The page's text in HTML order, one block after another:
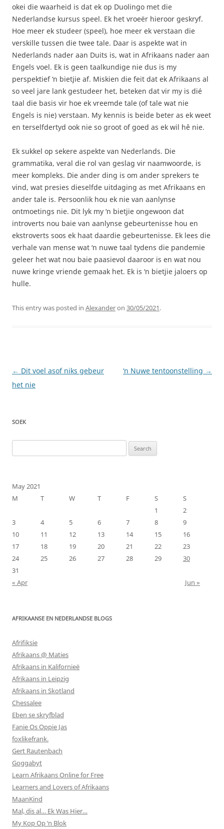
okei die waarheid is dat ek op Duolingo met die
Nederlandse kursus speel. Ek het vroeër hieroor geskryf.
Hoe meer ek studeer (speel), hoe meer ek verstaan die
verskille tussen die twee tale. Daar is aspekte wat in
Nederlands nader aan Duits is, wat in Afrikaans nader aan
Engels voel. Ek is geen taalkundige nie dus is my
perspektief ‘n bietjie af. Miskien die feit dat ek Afrikaans al
so veel jare lank gestudeer het, beteken dat vir my is dié
taal die basis vir hoe ek vreemde tale (of tale wat nie
Engels is nie) verstaan. My kennis is beide beter as ek weet
en terselfdertyd ook nie so groot of goed as ek wil hê nie.
Ek sukkel op sekere aspekte van Nederlands. Die
grammatika, veral die rol van geslag vir naamwoorde, is
meer kompleks. Die ander ding is om ander sprekers te
vind, wat presies dieselfde uitdaging as met Afrikaans en
ander tale is. Persoonlik hou ek nie van aanlynse
ontmoetings nie. Dit lyk my ‘n bietjie ongewoon dat
introverts nou baie van aanlynse gebeurtenisse hou en
ekstroverts soos ek haat daardie gebeurtenisse. Ek lees die
verhale van mense wat ‘n nuwe taal tydens die pandemie
geleer het wat nou baie paasievol daaroor is en wat nou
nuwe kringe vriende gemaak het. Ek is ‘n bietjie jaloers op
hulle.
This entry was posted in Alexanderon 30/05/2021.
Post
navigation
← Dit voel asof niks gebeur
het nie
‘n Nuwe tentoonstelling →
SOEK
for:
May 2021
M
T W T F S
S
1
2
3
4 5 6 7 8
9
10
11 12 13 14 15
16
17
18 19 20 21 22
23
24
25 26 27 28 29
30
31
« Apr
Jun »
AFRIKAANSE EN NEDERLANDSE BLOGS
Afrifiksie
Afrikaans @ Maties
Afrikaans in Kalifornieë
Afrikaans in Leipzig
Afrikaans in Skotland
Chessalee
Eben se skryfblad
Fanie Os Oppie Jas
foxlikefrank.
Gert Rautenbach
Goggabyt
Learn Afrikaans Online for Free
Learners and Lovers of Afrikaans
MaanKind
Mal, dis al… Ek Was Hier…
My Kop Op ‘n Blok